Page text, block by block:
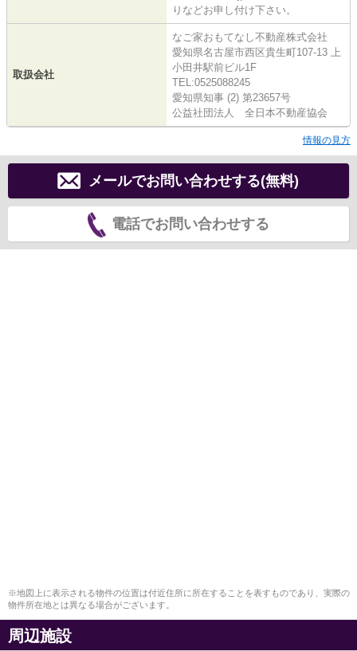
りなどお申し付け下さい。
取扱会社
なご家おもてなし不動産株式会社
愛知県名古屋市西区貴生町107-13 上
小田井駅前ビル1F
TEL:0525088245
愛知県知事 (2) 第23657号
公益社団法人 全日本不動産協会
情報の見方
メールでお問い合わせする(無料)
電話でお問い合わせする
※地図上に表示される物件の位置は付近住所に所在することを表すものであり、実際の
物件所在地とは異なる場合がございます。
周辺施設